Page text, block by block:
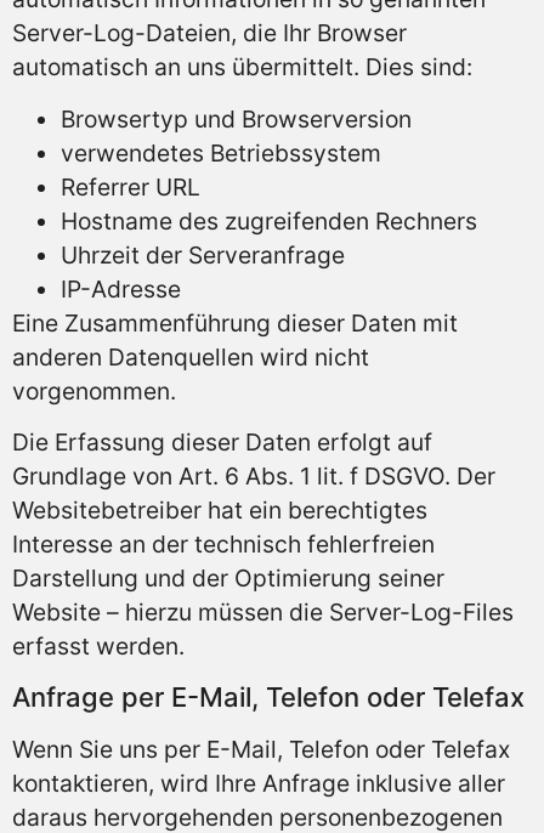
Server-Log-Dateien, die Ihr Browser
automatisch an uns übermittelt. Dies sind:
Browsertyp und Browserversion
verwendetes Betriebssystem
Referrer URL
Hostname des zugreifenden Rechners
Uhrzeit der Serveranfrage
IP-Adresse
Eine Zusammenführung dieser Daten mit
anderen Datenquellen wird nicht
vorgenommen.
Die Erfassung dieser Daten erfolgt auf
Grundlage von Art. 6 Abs. 1 lit. f DSGVO. Der
Websitebetreiber hat ein berechtigtes
Interesse an der technisch fehlerfreien
Darstellung und der Optimierung seiner
Website – hierzu müssen die Server-Log-Files
erfasst werden.
Anfrage per E-Mail, Telefon oder Telefax
Wenn Sie uns per E-Mail, Telefon oder Telefax
kontaktieren, wird Ihre Anfrage inklusive aller
daraus hervorgehenden personenbezogenen